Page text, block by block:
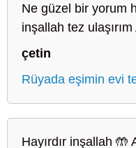
Ne güzel bir yorum
inşallah tez
çetin
Rüyada eşimin evi
Hayırdır inşallah 🤲